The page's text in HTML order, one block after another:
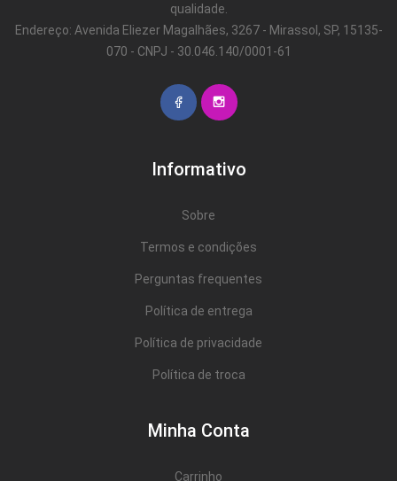
qualidade.
Endereço: Avenida Eliezer Magalhães, 3267 - Mirassol, SP, 15135-
070 - CNPJ - 30.046.140/0001-61
Informativo
Sobre
Termos e condições
Perguntas frequentes
Política de entrega
Política de privacidade
Política de troca
Minha Conta
Carrinho